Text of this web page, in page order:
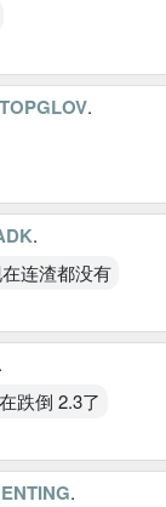
TOPGLOV.
.
连渣都没有
.
跌倒 2.3了
.